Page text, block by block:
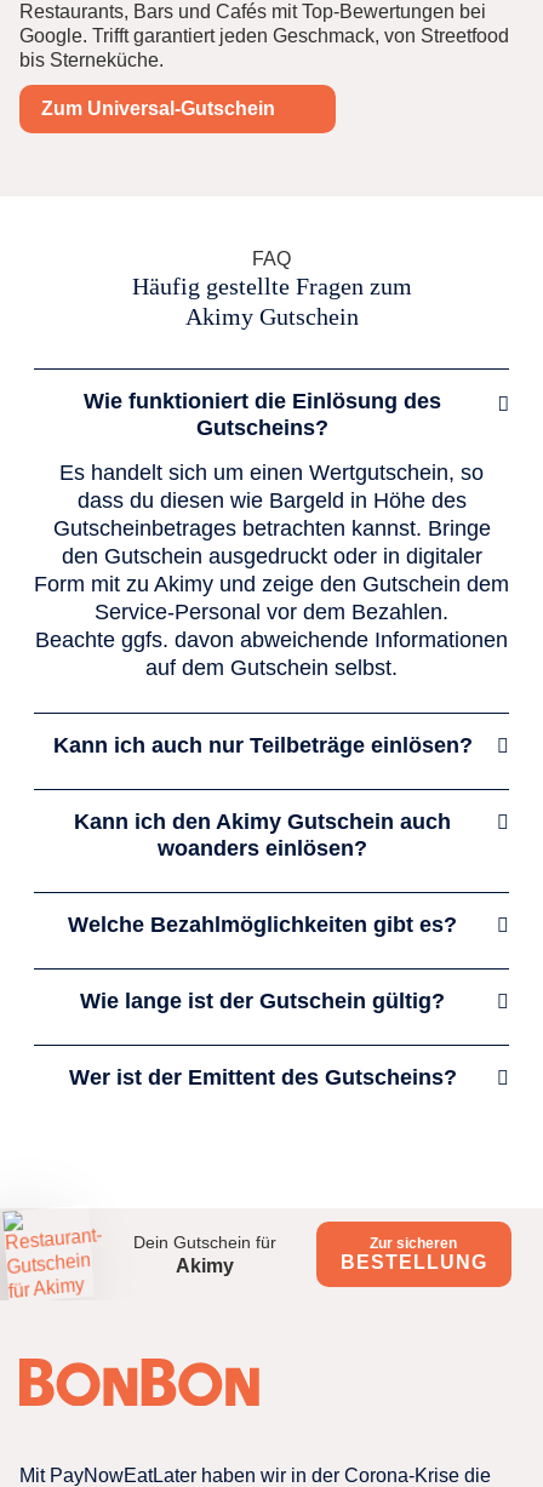
Restaurants, Bars und Cafés mit Top-Bewertungen bei
Google. Trifft garantiert jeden Geschmack, von Streetfood
bis Sterneküche.
Zum Universal-Gutschein
FAQ
Häufig gestellte Fragen zum
Akimy Gutschein
Wie funktioniert die Einlösung des
Gutscheins?
Es handelt sich um einen Wertgutschein, so
dass du diesen wie Bargeld in Höhe des
Gutscheinbetrages betrachten kannst. Bringe
den Gutschein ausgedruckt oder in digitaler
Form mit zu Akimy und zeige den Gutschein dem
Service-Personal vor dem Bezahlen.
Beachte ggfs. davon abweichende Informationen
auf dem Gutschein selbst.
Kann ich auch nur Teilbeträge einlösen?
Ja, sofern es auf dem Gutschein nicht anders
angegeben ist, kannst du den Gutschein auch
bei mehreren Besuchen bei Akimy nutzen, bis
Kann ich den Akimy Gutschein auch
woanders einlösen?
Nein, dies ist mit diesem Gutschein nicht
möglich. In diesem Fall ist unser
für all unsere 10.000 Gastronomie-Partner
deutschlandweit einlösbar ist.
Welche Bezahlmöglichkeiten gibt es?
Du kannst den Gutschein bequem und sicher per
Kreditkarte oder PayPal zahlen. Für
Rechnung zu bestellen.
Wie lange ist der Gutschein gültig?
Der Gutschein ist gültig bis zum 31.12.2029, so
dass der Beschenkte ausreichend Zeit, Akimy zu
Wer ist der Emittent des Gutscheins?
Dein Gutschein für
Akimy
Zur sicheren
BESTELLUNG
Mit PayNowEatLater haben wir in der Corona-Krise die